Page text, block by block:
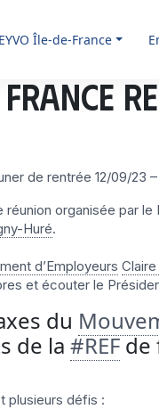
Île-de-France
de rentrée 12/09/23
organisée par le
Huré.
d’Employeurs
et écouter le
du
de la #REFde
plusieurs défis :